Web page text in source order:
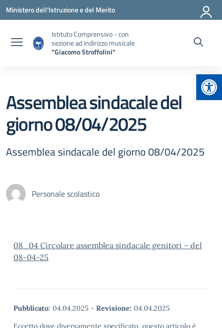
Vai ai contenuti
Vai al menu di navigazione
Vai al footer
Ministero dell'Istruzione e del Merito
Istituto Comprensivo - con
sezione ad indirizzo musicale
"Giacomo Stroffolini"
Assemblea sindacale del
giorno 08/04/2025
Assemblea sindacale del giorno 08/04/2025
Personale scolastico
08_04 Circolare assemblea sindacale genitori – del
08-04-25
Pubblicato: 04.04.2025 - Revisione: 04.04.2025
Eccetto dove diversamente specificato, questo articolo è